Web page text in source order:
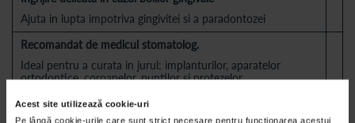
Acest site utilizează cookie-uri
Pe lângă cookie-urile care sunt strict necesare pentru funcționarea acestui
Ajuta in lupta impotriva gingivitei si a paradontozei
Recomandat de medicul stomatolog.
Ideal pentru a curata in jurul: implanturilor, aparatelor
ortodontice, coroanelor, puntilor si protezelor.
Capacitate rezervor 600ml